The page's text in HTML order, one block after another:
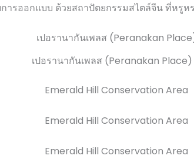
ารออกแบบ ด้วยสถาปัตยกรรมสไตล์จีน ที่หรู
เปอรานากันเพลส (Peranakan Place)